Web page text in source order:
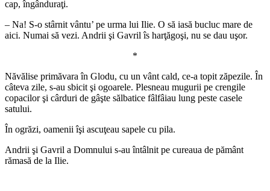
cap, îngânduraţi.
– Na! S-o stârnit vântu’ pe urma lui Ilie. O să iasă bucluc mare de
aici. Numai să vezi. Andrii şi Gavril îs harţăgoşi, nu se dau uşor.
*
Năvălise primăvara în Glodu, cu un vânt cald, ce-a topit zăpezile. În
câteva zile, s-au sbicit şi ogoarele. Plesneau mugurii pe crengile
copacilor şi cârduri de gâşte sălbatice fâlfâiau lung peste casele
satului.
În ogrăzi, oamenii îşi ascuţeau sapele cu pila.
Andrii şi Gavril a Domnului s-au întâlnit pe cureaua de pământ
rămasă de la Ilie.